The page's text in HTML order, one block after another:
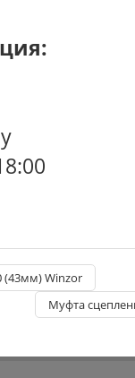
(43мм) Winzor
Муфта